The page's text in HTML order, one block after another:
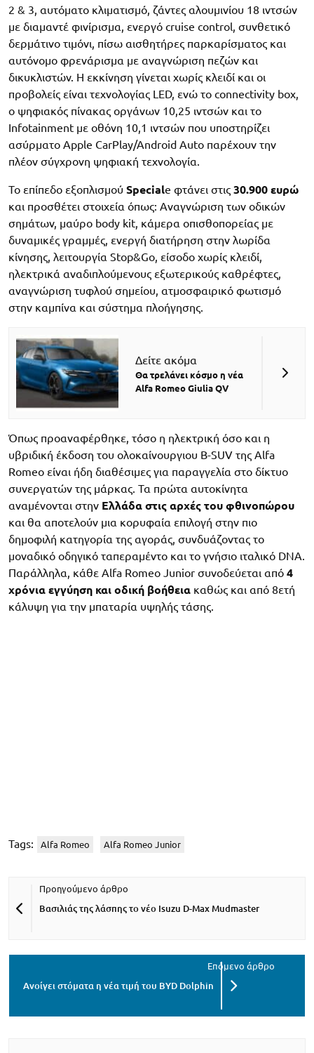
2 & 3, αυτόματο κλιματισμό, ζάντες αλουμινίου 18 ιντσών
με διαμαντέ φινίρισμα, ενεργό cruise control, συνθετικό
δερμάτινο τιμόνι, πίσω αισθητήρες παρκαρίσματος και
αυτόνομο φρενάρισμα με αναγνώριση πεζών και
δικυκλιστών. Η εκκίνηση γίνεται χωρίς κλειδί και οι
προβολείς είναι τεχνολογίας LED, ενώ το connectivity box,
ο ψηφιακός πίνακας οργάνων 10,25 ιντσών και το
Infotainment με οθόνη 10,1 ιντσών που υποστηρίζει
ασύρματο Apple CarPlay/Android Auto παρέχουν την
πλέον σύγχρονη ψηφιακή τεχνολογία.
Το επίπεδο εξοπλισμού Speciale φτάνει στις 30.900 ευρώ
και προσθέτει στοιχεία όπως: Αναγνώριση των οδικών
σημάτων, μαύρο body kit, κάμερα οπισθοπορείας με
δυναμικές γραμμές, ενεργή διατήρηση στην λωρίδα
κίνησης, λειτουργία Stop&Go, είσοδο χωρίς κλειδί,
ηλεκτρικά αναδιπλούμενους εξωτερικούς καθρέφτες,
αναγνώριση τυφλού σημείου, ατμοσφαιρικό φωτισμό
στην καμπίνα και σύστημα πλοήγησης.
Δείτε ακόμα
Θα τρελάνει κόσμο η νέα
Alfa Romeo Giulia QV
Όπως προαναφέρθηκε, τόσο η ηλεκτρική όσο και η
υβριδική έκδοση του ολοκαίνουργιου B-SUV της Alfa
Romeo είναι ήδη διαθέσιμες για παραγγελία στο δίκτυο
συνεργατών της μάρκας. Τα πρώτα αυτοκίνητα
αναμένονται στην Ελλάδα στις αρχές του φθινοπώρου
και θα αποτελούν μια κορυφαία επιλογή στην πιο
δημοφιλή κατηγορία της αγοράς, συνδυάζοντας το
μοναδικό οδηγικό ταπεραμέντο και το γνήσιο ιταλικό DNA.
Παράλληλα, κάθε Alfa Romeo Junior συνοδεύεται από 4
χρόνια εγγύηση και οδική βοήθεια καθώς και από 8ετή
κάλυψη για την μπαταρία υψηλής τάσης.
Tags: Alfa Romeo Alfa Romeo Junior
Βασιλιάς της λάσπης το νέο Isuzu D-Max Mudmaster
Ανοίγει στόματα η νέα τιμή του BYD Dolphin